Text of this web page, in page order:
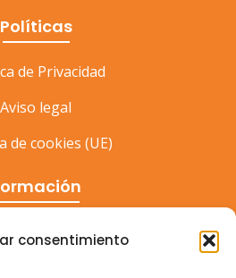
consentimiento
Políticas
de Privacidad
Aviso legal
de cookies (UE)